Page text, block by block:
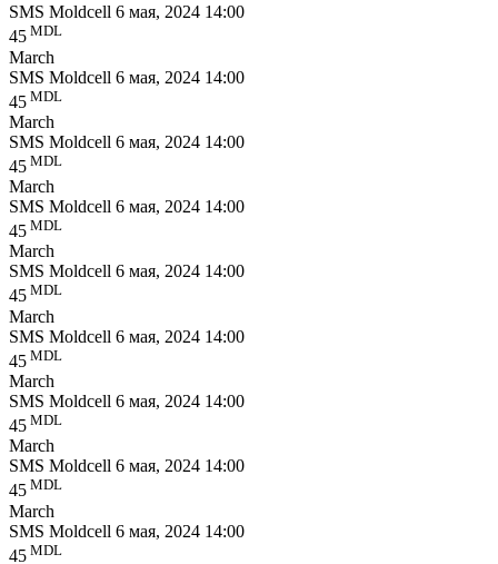
SMS Moldcell 6 мая, 2024 14:00
45 MDL
March
SMS Moldcell 6 мая, 2024 14:00
45 MDL
March
SMS Moldcell 6 мая, 2024 14:00
45 MDL
March
SMS Moldcell 6 мая, 2024 14:00
45 MDL
March
SMS Moldcell 6 мая, 2024 14:00
45 MDL
March
SMS Moldcell 6 мая, 2024 14:00
45 MDL
March
SMS Moldcell 6 мая, 2024 14:00
45 MDL
March
SMS Moldcell 6 мая, 2024 14:00
45 MDL
March
SMS Moldcell 6 мая, 2024 14:00
45 MDL